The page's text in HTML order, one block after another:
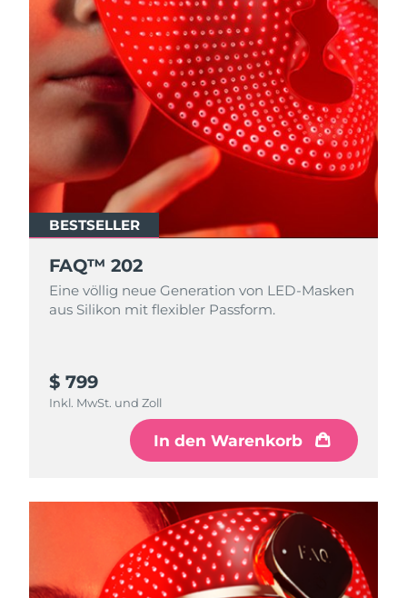
BESTSELLER
FAQ™ 202
Eine völlig neue Generation von LED-Masken
aus Silikon mit flexibler Passform.
$ 799
Inkl. MwSt. und Zoll
In den Warenkorb